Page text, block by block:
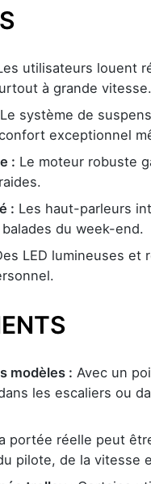
utilisateurs louent
à grande vitesse.
Le système de
exceptionnel
: Le moteur robuste
: Les haut-parleurs
du week-end.
LED lumineuses et
modèles : Avec un
les escaliers ou
portée réelle peut
pilote, de la vitesse